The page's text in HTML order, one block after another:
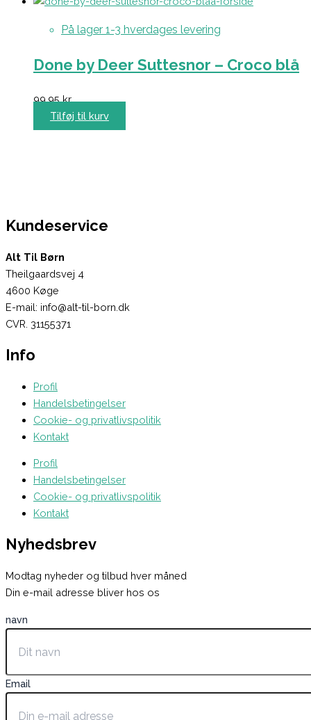
På lager 1-3 hverdages levering
Done by Deer Suttesnor – Croco blå
99,95kr.
Tilføj til kurv
Kundeservice
Alt Til Børn
Theilgaardsvej 4
4600 Køge
E-mail: info@alt-til-born.dk
CVR. 31155371
Info
Profil
Handelsbetingelser
Cookie- og privatlivspolitik
Kontakt
Profil
Handelsbetingelser
Cookie- og privatlivspolitik
Kontakt
Nyhedsbrev
Modtag nyheder og tilbud hver måned
Din e-mail adresse bliver hos os
navn
Email